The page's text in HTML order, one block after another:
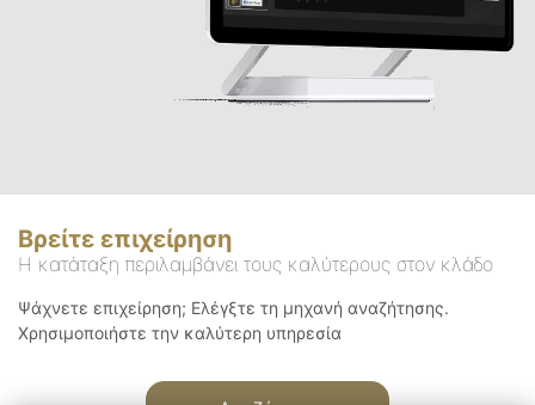
Βρείτε επιχείρηση
Η κατάταξη περιλαμβάνει τους καλύτερους στον κλάδο
Ψάχνετε επιχείρηση; Ελέγξτε τη μηχανή αναζήτησης.
Χρησιμοποιήστε την καλύτερη υπηρεσία